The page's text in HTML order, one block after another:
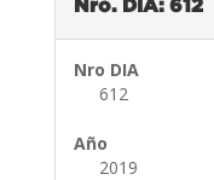
Nro. DIA: 612
Nro DIA
612
Año
2019